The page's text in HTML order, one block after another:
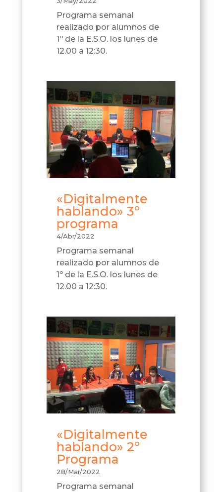
Programa semanal
realizado por alumnos de
1º de la E.S.O. los lunes de
12.00 a 12:30.
«Digitalmente
hablando» 3º
programa
4/Abr/2022
Programa semanal
realizado por alumnos de
1º de la E.S.O. los lunes de
12.00 a 12:30.
«Digitalmente
hablando» 2º
Programa
28/Mar/2022
Programa semanal